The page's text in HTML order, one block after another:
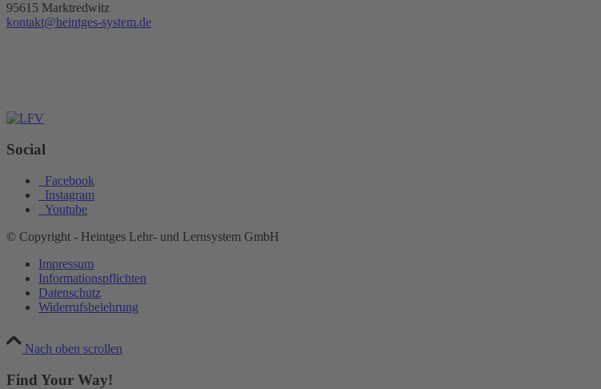
95615 Marktredwitz
kontakt@heintges-system.de
Social
Facebook
Instagram
Youtube
© Copyright - Heintges Lehr- und Lernsystem GmbH
Impressum
Informationspflichten
Datenschutz
Widerrufsbelehrung
Nach oben scrollen
Find Your Way!